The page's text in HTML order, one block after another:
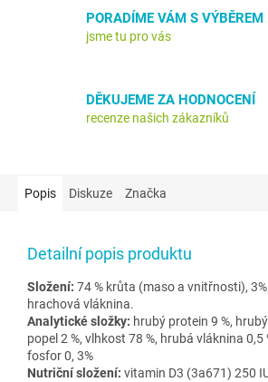
PORADÍME VÁM S VÝBĚREM
jsme tu pro vás
DĚKUJEME ZA HODNOCENÍ
recenze našich zákazníků
Popis Diskuze Značka
Detailní popis produktu
Složení: 74 % krůta (maso a vnitřnosti),
hrachová vláknina.
Analytické složky: hrubý protein 9 %,
popel 2 %, vlhkost 78 %, hrubá vláknina 0,5
fosfor 0, 3%
Nutriční složení: vitamin D3 (3a671) 250